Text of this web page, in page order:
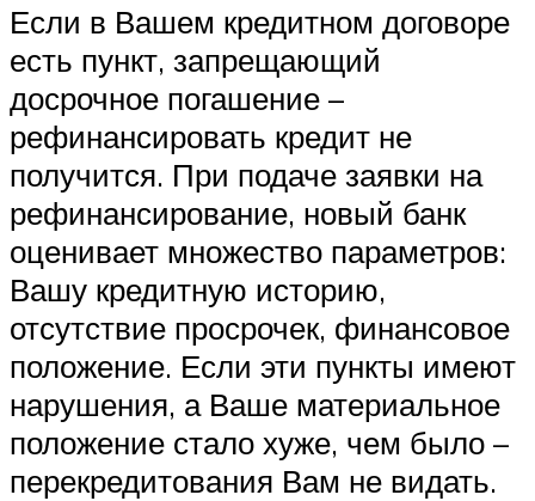
Если в Вашем кредитном договоре
есть пункт, запрещающий
досрочное погашение –
рефинансировать кредит не
получится. При подаче заявки на
рефинансирование, новый банк
оценивает множество параметров:
Вашу кредитную историю,
отсутствие просрочек, финансовое
положение. Если эти пункты имеют
нарушения, а Ваше материальное
положение стало хуже, чем было –
перекредитования Вам не видать.